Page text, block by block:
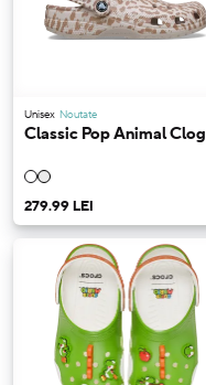
Unisex Noutate
Classic Pop Animal Clog
279.99 LEI